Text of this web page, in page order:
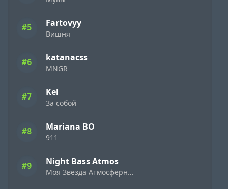
#5 Fartovyy
Вишня
#6 katanacss
MNGR
#7 Kel
За собой
#8 Mariana BO
911
#9 Night Bass Atmos
Моя Звезда Атмосферный